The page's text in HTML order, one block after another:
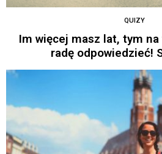
QUIZY
Im więcej masz lat, tym
radę odpowiedzieć!